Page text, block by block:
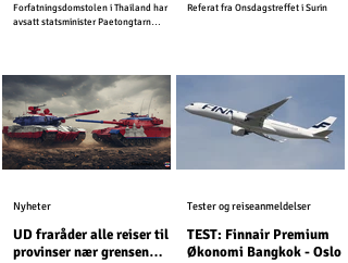
Forfatningsdomstolen i Thailand har
avsatt statsminister Paetongtarn
Referat fra Onsdagstreffet i Surin
UD fraråder alle reiser til
provinser nær grensen
Nyheter
TEST: Finnair Premium
Økonomi Bangkok - Oslo
Tester og reiseanmeldelser